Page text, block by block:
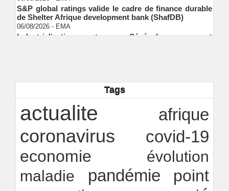
S&P global ratings valide le cadre de finance durable
de Shelter Afrique development bank (ShafDB)
06/08/2026 -EMA
Industrialisation verte au Sénégal : comment
Ndakhté M. GAYE
Rapport Bceao 2025 : résilience, transition et
innovation
24/07/2026 Ndakhté M. GAYE
Tags
actualite afrique
coronavirus covid-19
economie
évolution
maladie
pandémie point